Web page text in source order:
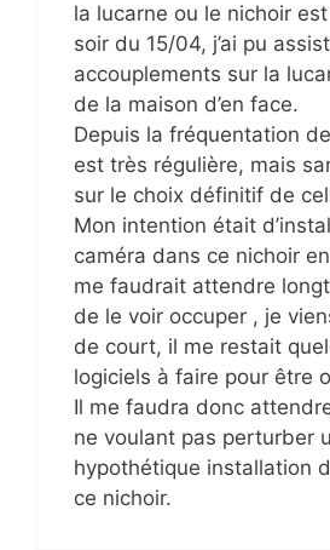
la lucarne ou le nichoir
soir du 15/04, j’ai pu
accouplements sur la
de la maison d’en face.
Depuis la fréquentation
est très régulière, mais
sur le choix définitif de
Mon intention était
caméra dans ce nichoir
me faudrait attendre
de le voir occuper , je
de court, il me restait
logiciels à faire pour être
Il me faudra donc
ne voulant pas perturber
hypothétique installation
ce nichoir.